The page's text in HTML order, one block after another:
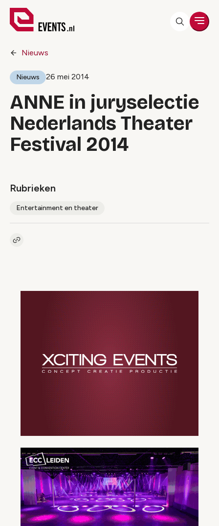
Nieuws
Nieuws 26 mei 2014
ANNE in juryselectie
Nederlands Theater
Festival 2014
Rubrieken
Entertainment en theater
Kopieer link naar artikel